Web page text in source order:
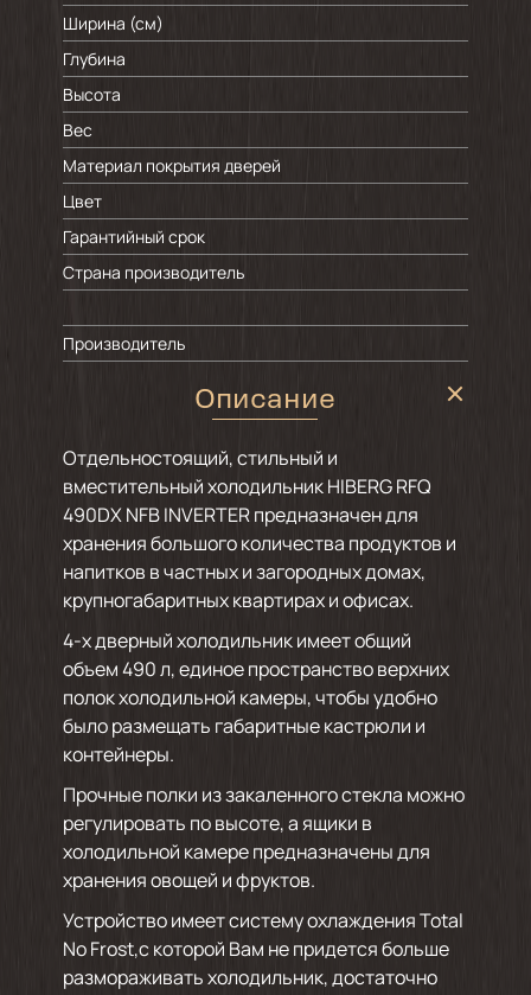
Ширина (см)
Глубина
Высота
Вес
Материал покрытия дверей
Цвет
Гарантийный срок
Страна производитель
Производитель
Описание
Отдельностоящий, стильный и
вместительный холодильник HIBERG RFQ
490DX NFB INVERTER предназначен для
хранения большого количества продуктов и
напитков в частных и загородных домах,
крупногабаритных квартирах и офисах.
4-х дверный холодильник имеет общий
объем 490 л, единое пространство верхних
полок холодильной камеры, чтобы удобно
было размещать габаритные кастрюли и
контейнеры.
Прочные полки из закаленного стекла можно
регулировать по высоте, а ящики в
холодильной камере предназначены для
хранения овощей и фруктов.
Устройство имеет систему охлаждения Total
No Frost,с которой Вам не придется больше
размораживать холодильник, достаточно